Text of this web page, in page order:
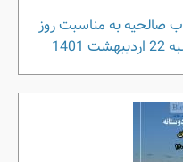
صالحیه به مناسبت روز